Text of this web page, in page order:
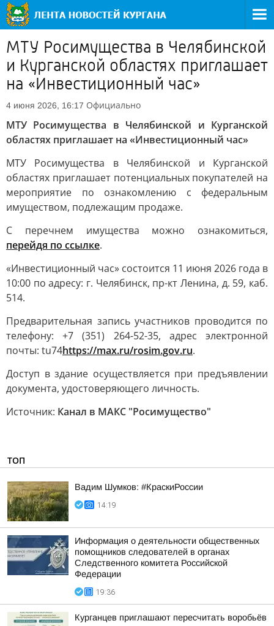
МТУ Росимущества в Челябинской
и Курганской областях приглашает
на «Инвестиционный час»
4 июня 2026, 16:17 Официально
МТУ Росимущества в Челябинской и Курганской
областях приглашает на «Инвестиционный час»
МТУ Росимущества в Челябинской и Курганской
областях приглашает потенциальных покупателей на
мероприятие по ознакомлению с федеральным
имуществом, подлежащим продаже.
С перечнем имущества можно ознакомиться,
перейдя по ссылке.
«Инвестиционный час» состоится 11 июня 2026 года в
10:00 по адресу: г. Челябинск, пр-кт Ленина, д. 59, каб.
514.
Предварительная запись участников проводится по
телефону: +7 (351) 264-52-35, адрес электронной
почты: tu74https://max.ru/rosim.gov.ru.
Доступ в здание осуществляется при предъявлении
документа, удостоверяющего личность.
Источник: Канал в МАКС "Росимущество"
ТОП
Вадим Шумков: #КраскиРоссии
14:19
Информация о деятельности общественных
помощников следователей в органах
Следственного комитета Российской
Федерации
19:36
Курганцев приглашают пересчитать воробьёв